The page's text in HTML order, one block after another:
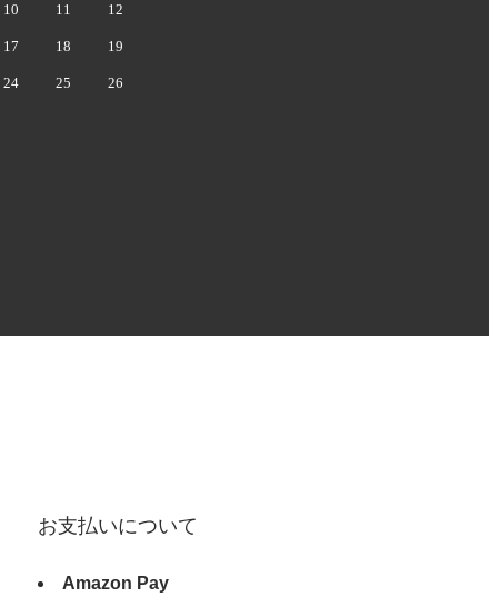
10 11 12
17 18 19
24 25 26
お支払いについて
Amazon Pay